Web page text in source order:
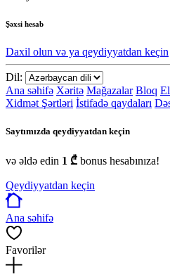
Şəxsi hesab
Daxil olun və ya qeydiyyatdan keçin
Dil:
Ana səhifə Xəritə Mağazalar Bloq
Xidmət Şərtləri İstifadə qaydaları
Saytımızda qeydiyyatdan keçin
və əldə edin 1 ₾ bonus hesabınıza!
Qeydiyyatdan keçin
Ana səhifə
Favorilər